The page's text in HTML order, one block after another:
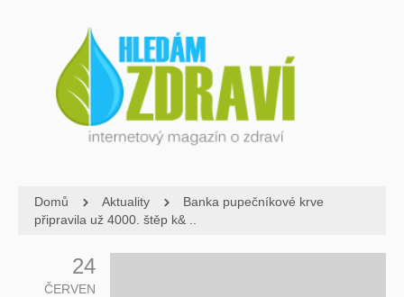
Domů Aktuality
Banka pupečníkové krve
připravila už 4000. štěp k& ..
24
ČERVEN